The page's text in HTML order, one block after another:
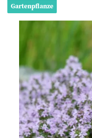
Gartenpflanze